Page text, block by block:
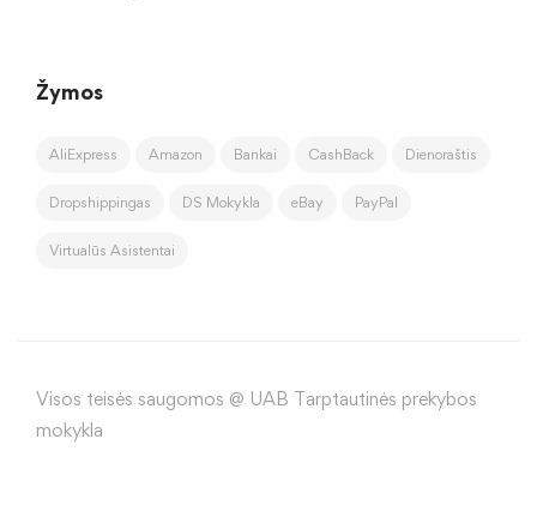
Žymos
AliExpress Amazon Bankai CashBack Dienoraštis
Dropshippingas DS Mokykla eBay PayPal
Virtualūs Asistentai
Visos teisės saugomos @ UAB Tarptautinės prekybos
mokykla